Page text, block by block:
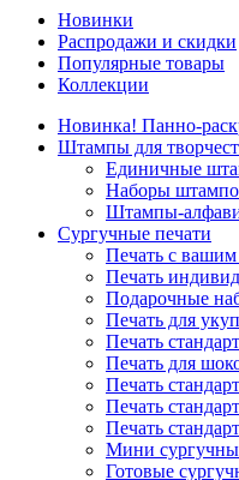
Новинки
Распродажи и скидки
Популярные товары
Коллекции
Новинка! Панно-
Штампы для
Единичные
Наборы
Штампы-
Сургучные печати
Печать с
Печать
Подарочные
Печать для
Печать
Печать для
Печать
Печать
Печать
Мини
Готовые